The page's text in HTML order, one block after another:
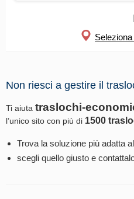
Non riesci a gestire il
Ti aiuta traslochi-
l’unico sito con più di 1500
Trova la soluzione più adatta
scegli quello giusto e